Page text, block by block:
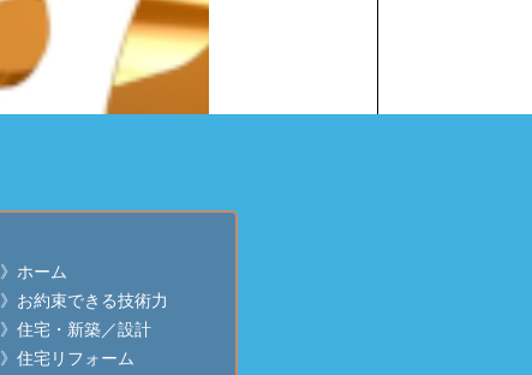
》ホーム
》お約束できる技術力
》住宅・新築／設計
》住宅リフォーム